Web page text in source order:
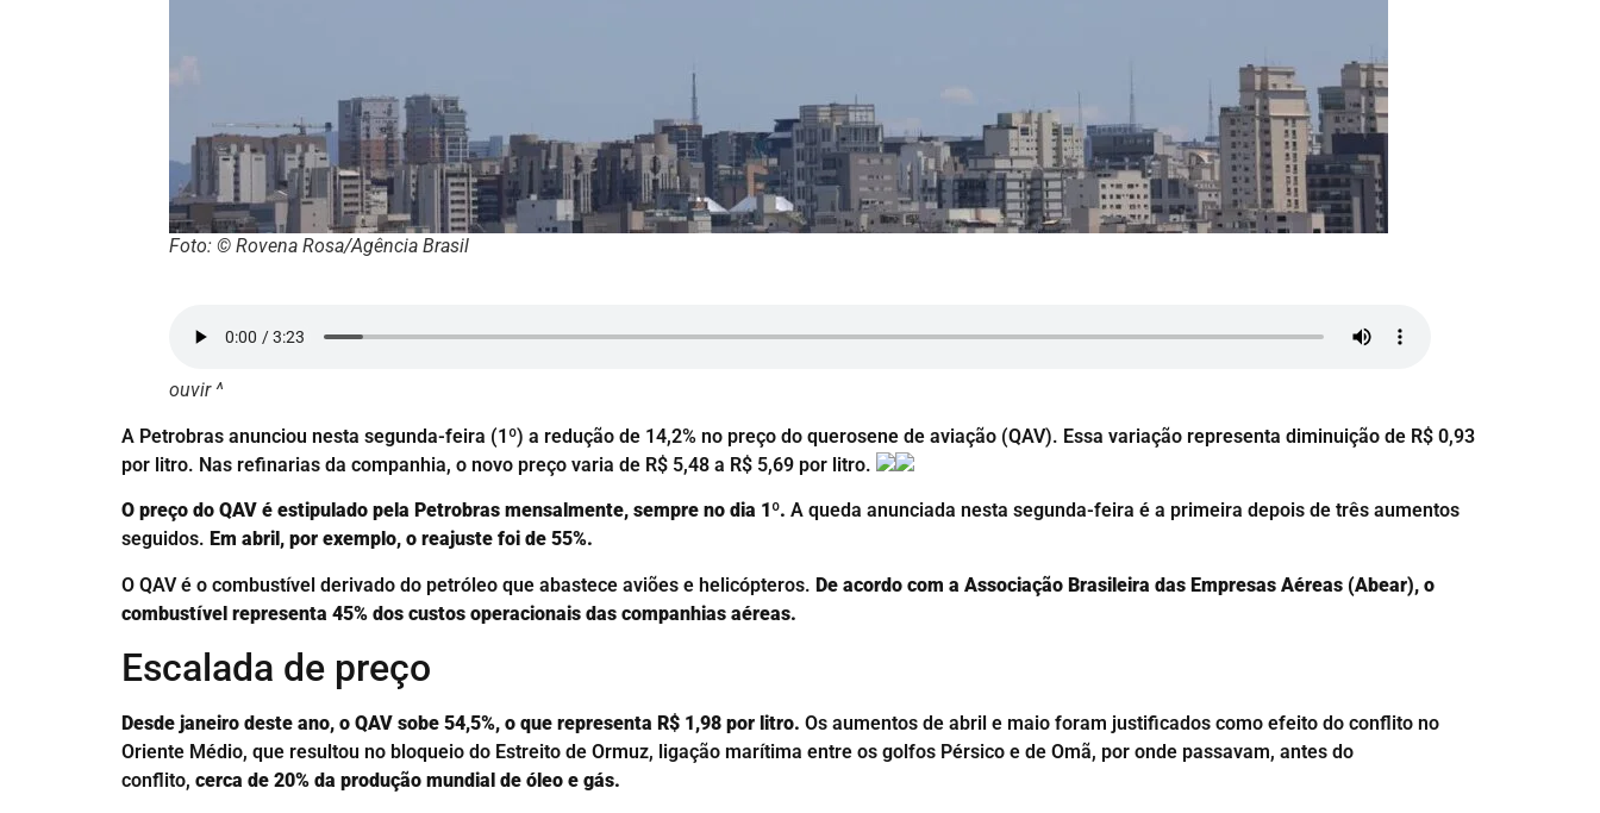
Foto: © Rovena Rosa/Agência Brasil
ouvir ^
A Petrobras anunciou nesta segunda-feira (1º) a redução de 14,2% no preço do querosene de aviação (QAV). Essa variação representa diminuição de R$ 0,93
por litro. Nas refinarias da companhia, o novo preço varia de R$ 5,48 a R$ 5,69 por litro.
O preço do QAV é estipulado pela Petrobras mensalmente, sempre no dia 1º. A queda anunciada nesta segunda-feira é a primeira depois de três aumentos
seguidos. Em abril, por exemplo, o reajuste foi de 55%.
O QAV é o combustível derivado do petróleo que abastece aviões e helicópteros. De acordo com a Associação Brasileira das Empresas Aéreas (Abear), o
combustível representa 45% dos custos operacionais das companhias aéreas.
Escalada de preço
Desde janeiro deste ano, o QAV sobe 54,5%, o que representa R$ 1,98 por litro. Os aumentos de abril e maio foram justificados como efeito do conflito no
Oriente Médio, que resultou no bloqueio do Estreito de Ormuz, ligação marítima entre os golfos Pérsico e de Omã, por onde passavam, antes do
conflito, cerca de 20% da produção mundial de óleo e gás.